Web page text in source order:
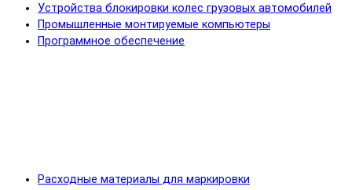
Устройства блокировки колес грузовых автомобилей
Промышленные монтируемые компьютеры
Программное обеспечение
Расходные материалы для маркировки